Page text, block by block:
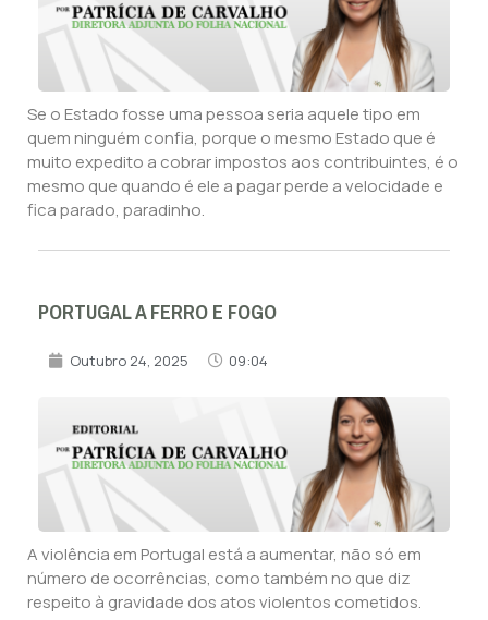
Se o Estado fosse uma pessoa seria aquele tipo em
quem ninguém confia, porque o mesmo Estado que é
muito expedito a cobrar impostos aos contribuintes, é o
mesmo que quando é ele a pagar perde a velocidade e
fica parado, paradinho.
PORTUGAL A FERRO E FOGO
Outubro 24, 2025 09:04
A violência em Portugal está a aumentar, não só em
número de ocorrências, como também no que diz
respeito à gravidade dos atos violentos cometidos.